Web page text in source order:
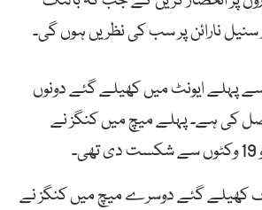
سنیل نارائن پر سب کی نظریں ہوں گی۔
پہلے ایونٹ میں کھیلے گئے دونوں
کی ہے۔ پہلے میچ میں کنگز نے
کھیلے گئے دوسرے میچ میں کنگز نے